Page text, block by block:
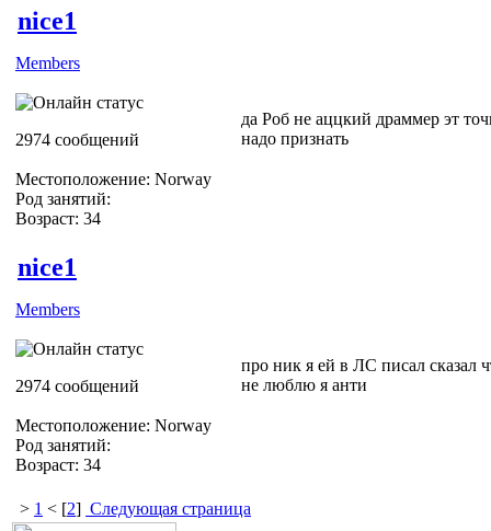
nice1
Members
2974 сообщений
Местоположение: Norway
Род занятий:
Возраст: 34
да Роб не аццкий драммер эт
надо признать
nice1
Members
2974 сообщений
Местоположение: Norway
Род занятий:
Возраст: 34
про ник я ей в ЛС писал сказал
не люблю я анти
> 1 < [2] Следующая страница